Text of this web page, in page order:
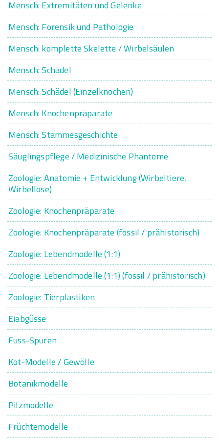
Mensch: Extremitäten und Gelenke
Mensch: Forensik und Pathologie
Mensch: komplette Skelette / Wirbelsäulen
Mensch: Schädel
Mensch: Schädel (Einzelknochen)
Mensch: Knochenpräparate
Mensch: Stammesgeschichte
Säuglingspflege / Medizinische Phantome
Zoologie: Anatomie + Entwicklung (Wirbeltiere,
Wirbellose)
Zoologie: Knochenpräparate
Zoologie: Knochenpräparate (fossil / prähistorisch)
Zoologie: Lebendmodelle (1:1)
Zoologie: Lebendmodelle (1:1) (fossil / prähistorisch)
Zoologie: Tierplastiken
Eiabgüsse
Fuss-Spuren
Kot-Modelle / Gewölle
Botanikmodelle
Pilzmodelle
Früchtemodelle